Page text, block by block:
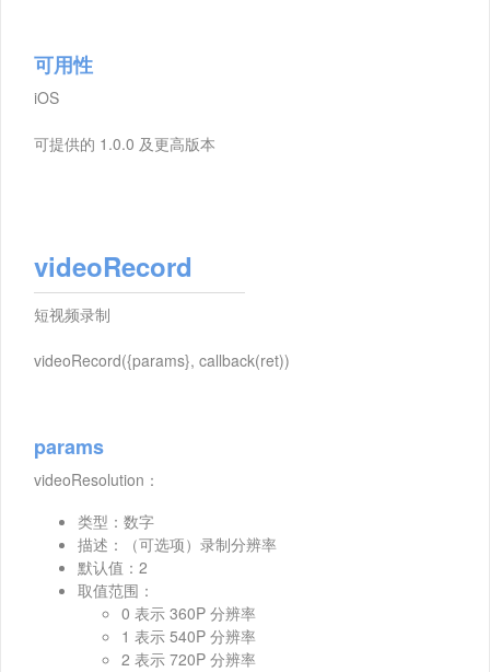
可用性
iOS
可提供的 1.0.0 及更高版本
videoRecord
短视频录制
videoRecord({params}, callback(ret))
params
videoResolution：
类型：数字
描述：（可选项）录制分辨率
默认值：2
取值范围：
0 表示 360P 分辨率
1 表示 540P 分辨率
2 表示 720P 分辨率